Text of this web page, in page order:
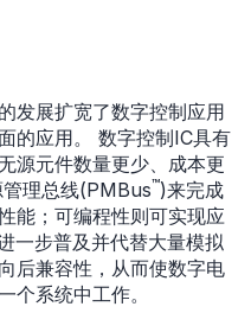
发展扩宽了数字控制应用
的应用。 数字控制IC具有
源元件数量更少、成本更
理总线(PMBus™)来完成
能；可编程性则可实现应
一步普及并代替大量模拟
后兼容性，从而使数字电
个系统中工作。